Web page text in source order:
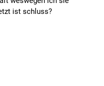
ist schluss?